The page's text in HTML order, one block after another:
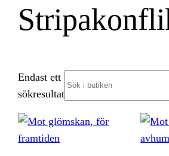
Endast ett
sökresultat